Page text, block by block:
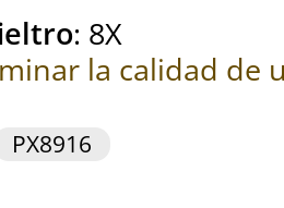
: 8X
la calidad de
PX8916